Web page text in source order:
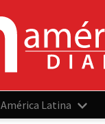
América Latina